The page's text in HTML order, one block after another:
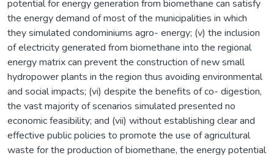
potential for energy generation from biomethane can satisfy
the energy demand of most of the municipalities in which
they simulated condominiums agro- energy; (v) the inclusion
of electricity generated from biomethane into the regional
energy matrix can prevent the construction of new small
hydropower plants in the region thus avoiding environmental
and social impacts; (vi) despite the benefits of co- digestion,
the vast majority of scenarios simulated presented no
economic feasibility; and (vii) without establishing clear and
effective public policies to promote the use of agricultural
waste for the production of biomethane, the energy potential